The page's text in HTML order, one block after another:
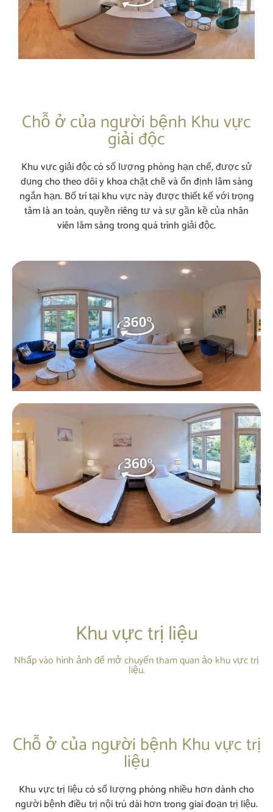
Chỗ ở của người bệnh Khu vực
giải độc
Khu vực giải độc có số lượng phòng hạn chế, được sử
dụng cho theo dõi y khoa chặt chẽ và ổn định lâm sàng
ngắn hạn. Bố trí tại khu vực này được thiết kế với trọng
tâm là an toàn, quyền riêng tư và sự gần kề của nhân
viên lâm sàng trong quá trình giải độc.
Khu vực trị liệu
Nhấp vào hình ảnh để mở chuyến tham quan ảo khu vực trị
liệu.
Chỗ ở của người bệnh Khu vực trị
liệu
Khu vực trị liệu có số lượng phòng nhiều hơn dành cho
người bệnh điều trị nội trú dài hơn trong giai đoạn trị liệu.